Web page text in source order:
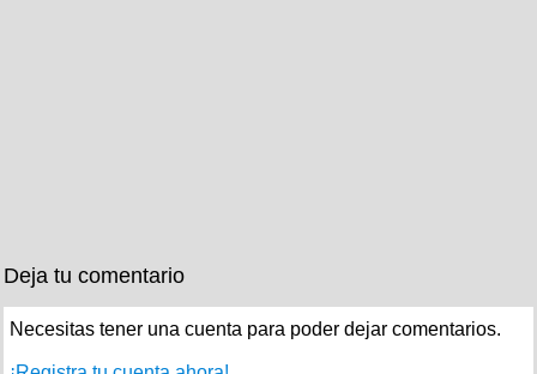
Deja tu comentario
Necesitas tener una cuenta para poder dejar comentarios.